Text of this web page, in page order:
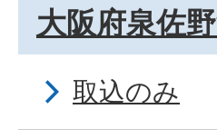
大阪府泉佐
取込のみ